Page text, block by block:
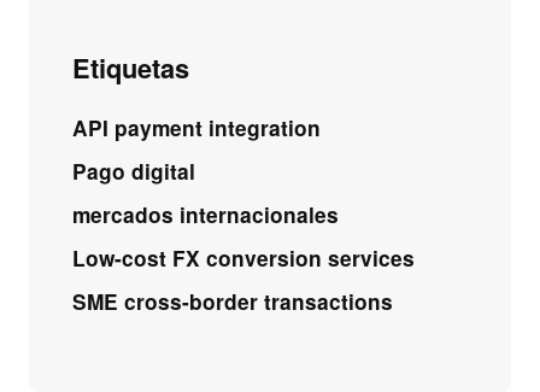
Etiquetas
API payment integration
Pago digital
mercados internacionales
Low-cost FX conversion services
SME cross-border transactions